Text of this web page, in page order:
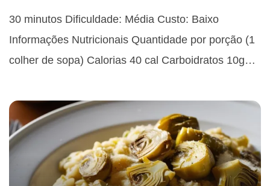
30 minutos Dificuldade: Média Custo: Baixo
Informações Nutricionais Quantidade por porção (1
colher de sopa) Calorias 40 cal Carboidratos 10g…